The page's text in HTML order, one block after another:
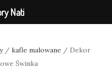
/ kafle malowane / Dekor
Świnka
Nati